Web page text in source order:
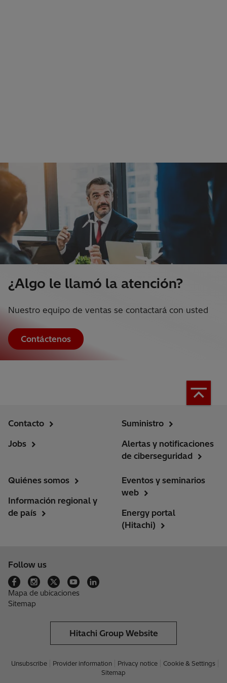
¿Algo le llamó la atención?
Nuestro equipo de ventas se contactará con usted
Contáctenos
Contacto
Jobs
Suministro
Alertas y notificaciones
de ciberseguridad
Quiénes somos
Información regional y
de país
Eventos y seminarios
web
Energy portal
(Hitachi)
Follow us
Mapa de ubicaciones
Sitemap
Hitachi Group Website
Unsubscribe Provider information Privacy notice
Cookie & Settings
Sitemap